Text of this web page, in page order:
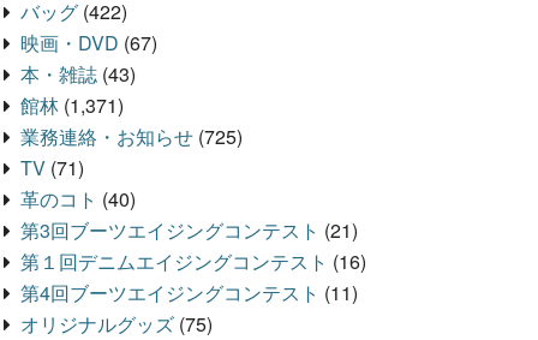
バッグ (422)
映画・DVD (67)
本・雑誌 (43)
館林 (1,371)
業務連絡・お知らせ (725)
TV (71)
革のコト (40)
第3回ブーツエイジングコンテスト (21)
第１回デニムエイジングコンテスト (16)
第4回ブーツエイジングコンテスト (11)
オリジナルグッズ (75)